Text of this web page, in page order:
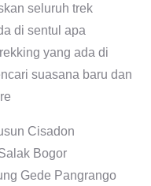
seluruh trek
di sentul apa
yang ada di
suasana baru dan
Cisadon
Bogor
Gede Pangrango